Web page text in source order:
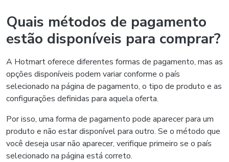
Quais métodos de pagamento
estão disponíveis para comprar?
A Hotmart oferece diferentes formas de pagamento, mas as
opções disponíveis podem variar conforme o país
selecionado na página de pagamento, o tipo de produto e as
configurações definidas para aquela oferta.
Por isso, uma forma de pagamento pode aparecer para um
produto e não estar disponível para outro. Se o método que
você deseja usar não aparecer, verifique primeiro se o país
selecionado na página está correto.